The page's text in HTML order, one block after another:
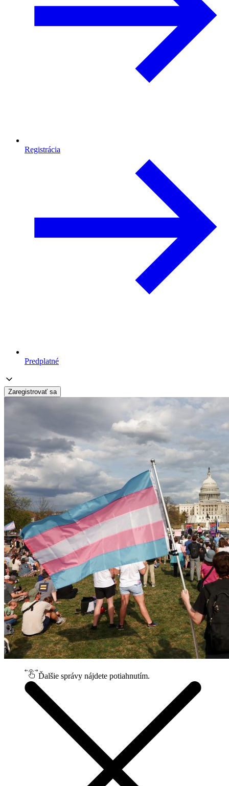
Registrácia
Predplatné
Zaregistrovať sa
Ďalšie správy nájdete potiahnutím.